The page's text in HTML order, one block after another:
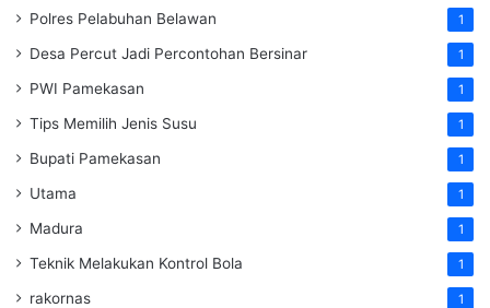
Polres Pelabuhan Belawan 1
Desa Percut Jadi Percontohan Bersinar 1
PWI Pamekasan 1
Tips Memilih Jenis Susu 1
Bupati Pamekasan 1
Utama 1
Madura 1
Teknik Melakukan Kontrol Bola 1
rakornas 1